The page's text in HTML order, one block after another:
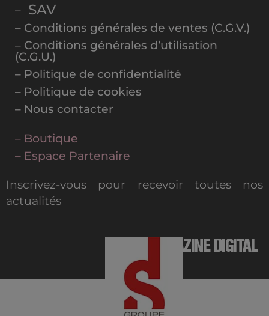
– SAV
– Conditions générales de ventes (C.G.V.)
– Conditions générales d’utilisation
(C.G.U.)
– Politique de confidentialité
– Politique de cookies
– Nous contacter
– Boutique
– Espace Partenaire
Inscrivez-vous pour recevoir toutes nos
actualités
MAGAZINE DIGITAL